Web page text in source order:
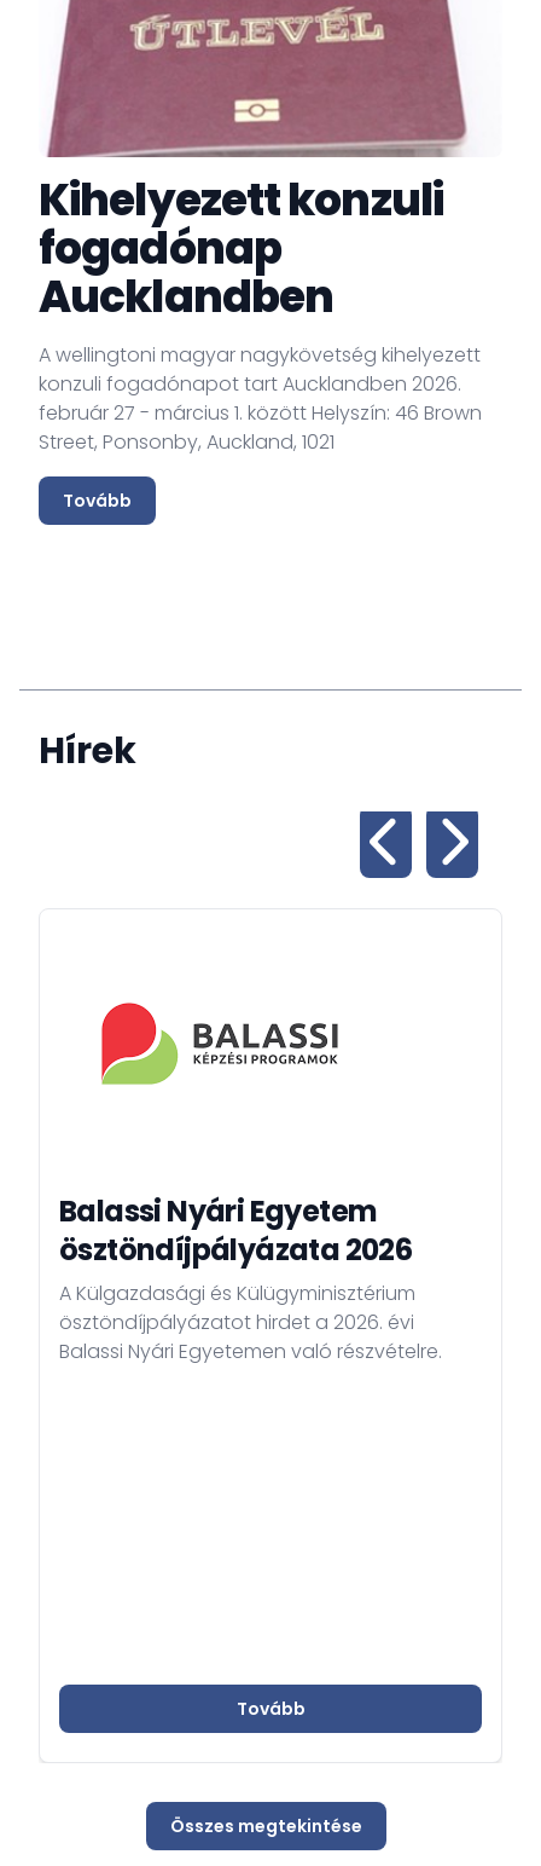
Kihelyezett konzuli
fogadónap
Aucklandben
A wellingtoni magyar nagykövetség kihelyezett
konzuli fogadónapot tart Aucklandben 2026.
február 27 - március 1. között Helyszín: 46 Brown
Street, Ponsonby, Auckland, 1021
Tovább
Hírek
Balassi Nyári Egyetem
ösztöndíjpályázata 2026
A Külgazdasági és Külügyminisztérium
ösztöndíjpályázatot hirdet a 2026. évi
Balassi Nyári Egyetemen való részvételre.
Tovább
Összes megtekintése